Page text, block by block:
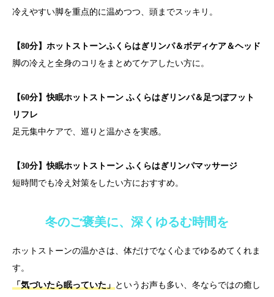
冷えやすい脚を重点的に温めつつ、頭までスッキリ。
【80分】ホットストーンふくらはぎリンパ＆ボディケア＆ヘッド
脚の冷えと全身のコリをまとめてケアしたい方に。
【60分】快眠ホットストーン ふくらはぎリンパ＆足つぼフット
リフレ
足元集中ケアで、巡りと温かさを実感。
【30分】快眠ホットストーン ふくらはぎリンパマッサージ
短時間でも冷え対策をしたい方におすすめ。
冬のご褒美に、深くゆるむ時間を
ホットストーンの温かさは、体だけでなく心までゆるめてくれま
す。
「気づいたら眠っていた」というお声も多い、冬ならではの癒し